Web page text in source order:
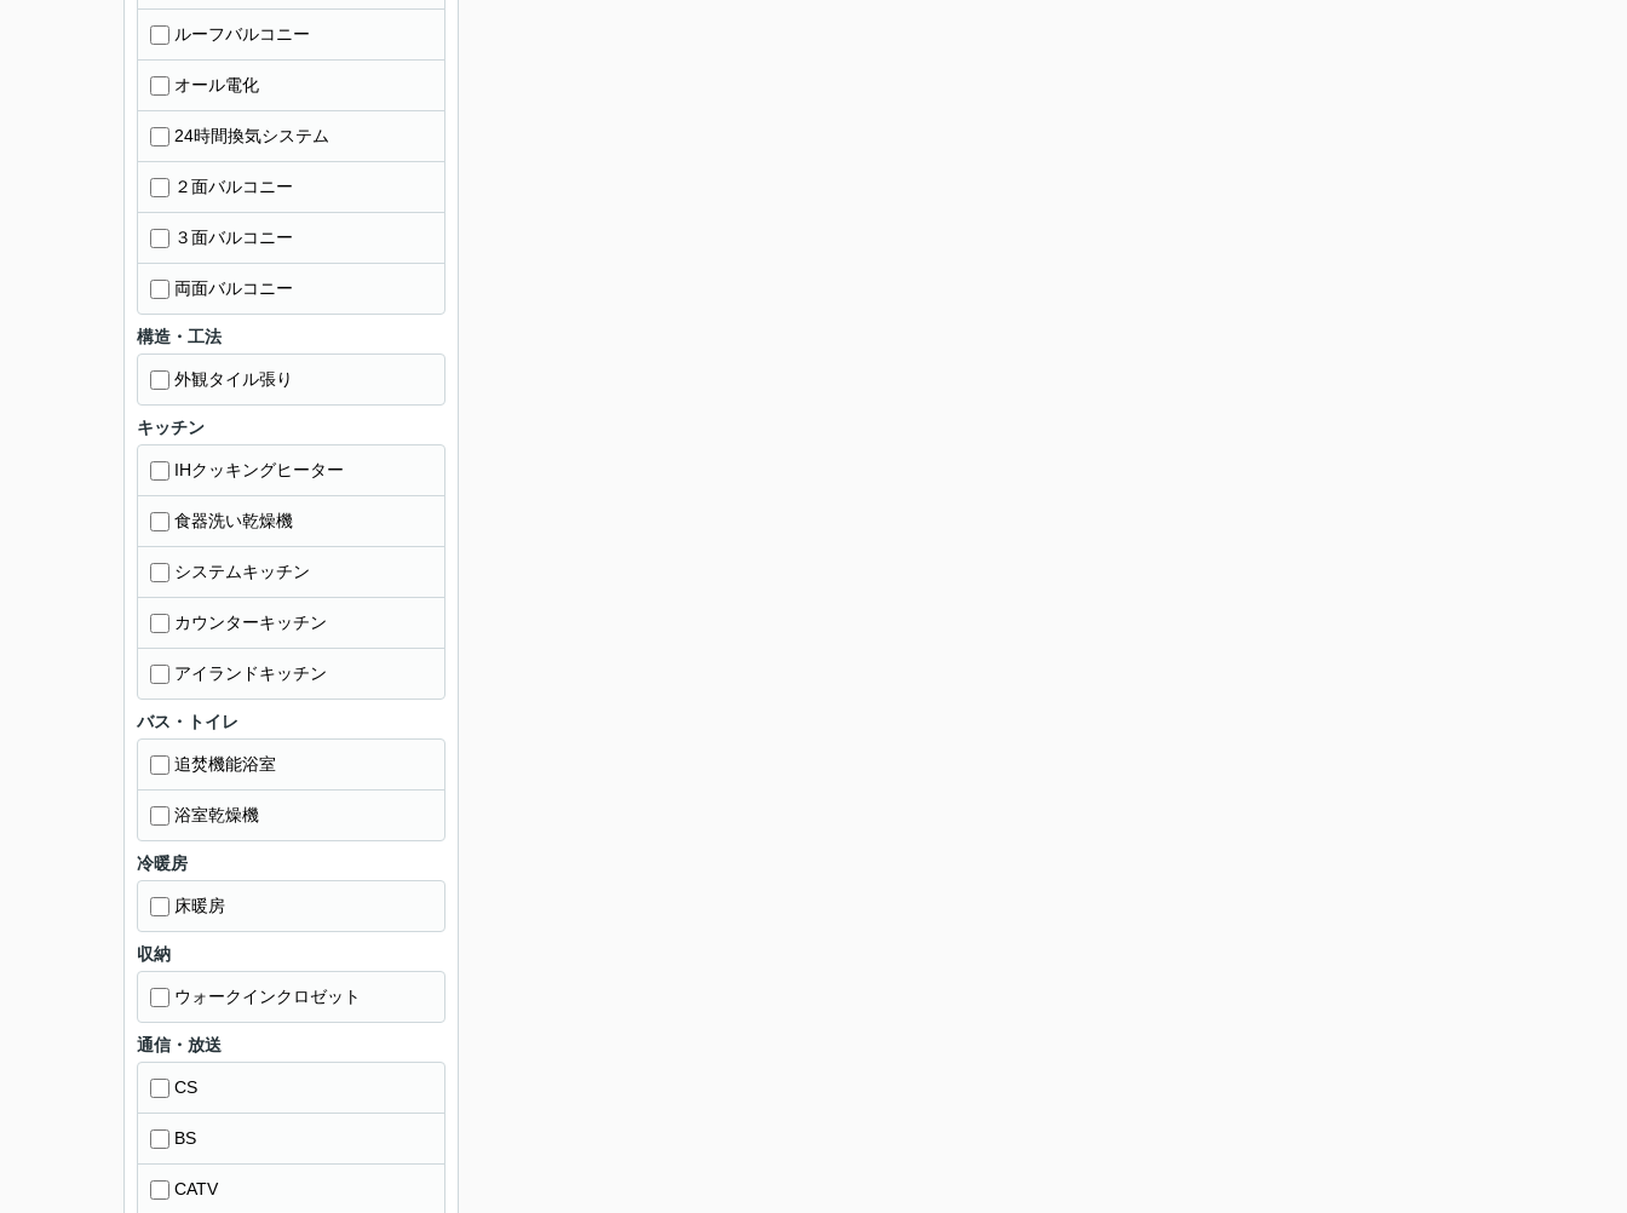
ルーフバルコニー
オール電化
24時間換気システム
２面バルコニー
３面バルコニー
両面バルコニー
構造・工法
外観タイル張り
キッチン
IHクッキングヒーター
食器洗い乾燥機
システムキッチン
カウンターキッチン
アイランドキッチン
バス・トイレ
追焚機能浴室
浴室乾燥機
冷暖房
床暖房
収納
ウォークインクロゼット
通信・放送
CS
BS
CATV